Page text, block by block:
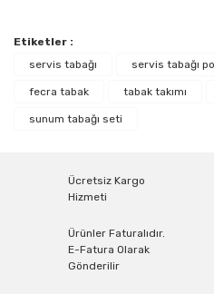
Etiketler :
servis tabağı
servis tabağı
fecra tabak tabak takımı
sunum tabağı seti
Ücretsiz Kargo
Hizmeti
Ürünler Faturalıdır.
E-Fatura Olarak
Gönderilir